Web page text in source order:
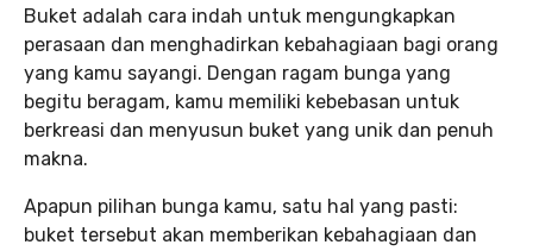
Buket adalah cara indah untuk mengungkapkan
perasaan dan menghadirkan kebahagiaan bagi orang
yang kamu sayangi. Dengan ragam bunga yang
begitu beragam, kamu memiliki kebebasan untuk
berkreasi dan menyusun buket yang unik dan penuh
makna.
Apapun pilihan bunga kamu, satu hal yang pasti:
buket tersebut akan memberikan kebahagiaan dan